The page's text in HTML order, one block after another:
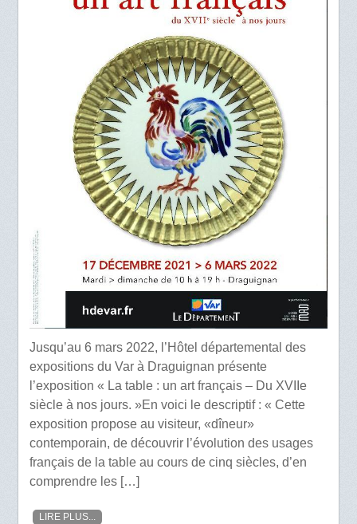
Jusqu’au 6 mars 2022, l’Hôtel départemental des
expositions du Var à Draguignan présente
l’exposition « La table : un art français – Du XVIIe
siècle à nos jours. »En voici le descriptif : « Cette
exposition propose au visiteur, «dîneur»
contemporain, de découvrir l’évolution des usages
français de la table au cours de cinq siècles, d’en
comprendre les […]
LIRE PLUS...